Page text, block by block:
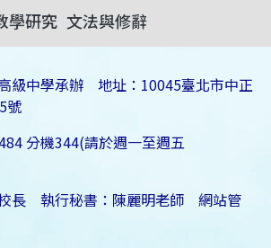
學研究 文法與修辭
級中學承辦 地址：10045臺北市中正
號
分機344(請於週一至週五
長 執行秘書：陳麗明老師 網站管